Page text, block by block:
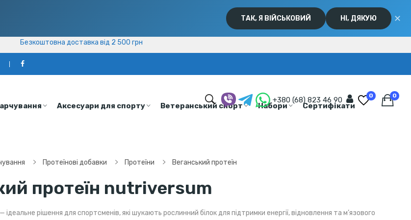
ТАК, Я ВІЙСЬКОВИЙ НІ, ДЯКУЮ ✕
Безкоштовна доставка від 2 500 грн
Безкоштовна доставка від 2 500 грн
Аксесуари для спорту Ветеранський спорт Набори
Сертифікати
+380 (68) 823 46 90 0 0
Протеїнові добавки Протеїни Веганський протеїн
протеїн nutriversum
— ідеальне рішення для спортсменів, які шукають рослинний білок для підтримки енергії, відновлення та м’язового